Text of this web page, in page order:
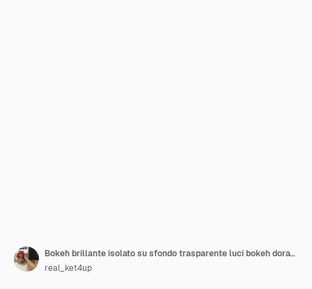
Bokeh brillante isolato su sfondo trasparente luci bokeh dorate con particelle incandescenti isolate...
real_ket4up